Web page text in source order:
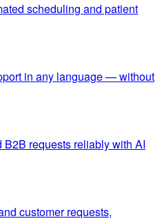
scheduling and patient
in any language — without
requests reliably with AI
customer requests,